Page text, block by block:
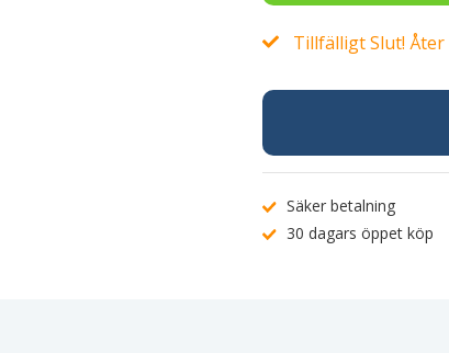
Tillfälligt Slut!
Säker betalning
30 dagars öppet köp